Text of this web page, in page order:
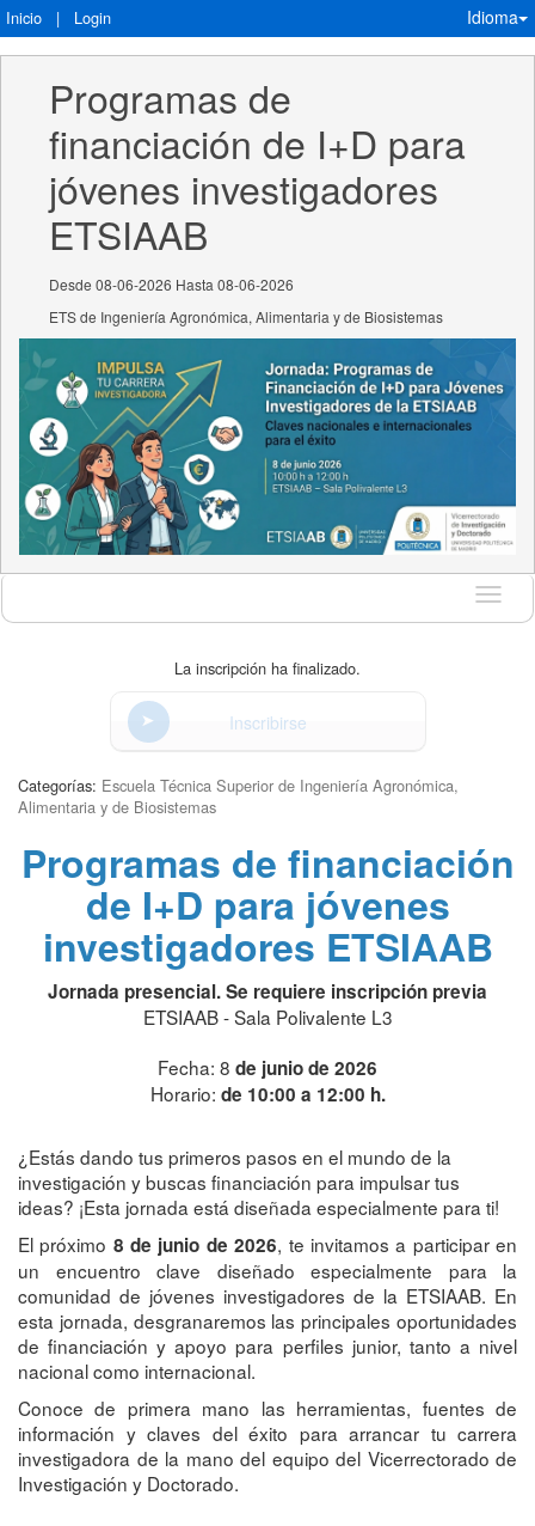
Inicio | Login Idioma
Programas de
financiación de I+D para
jóvenes investigadores
ETSIAAB
Desde 08-06-2026 Hasta 08-06-2026
ETS de Ingeniería Agronómica, Alimentaria y de Biosistemas
Idioma
La inscripción ha finalizado.
Inscribirse
Categorías: Escuela Técnica Superior de Ingeniería Agronómica,
Alimentaria y de Biosistemas
Programas de financiación
de I+D para jóvenes
investigadores ETSIAAB
Jornada presencial. Se requiere inscripción previa
ETSIAAB - Sala Polivalente L3
Fecha: 8 de junio de 2026
Horario: de 10:00 a 12:00 h.
¿Estás dando tus primeros pasos en el mundo de la
investigación y buscas financiación para impulsar tus
ideas? ¡Esta jornada está diseñada especialmente para ti!
El próximo 8 de junio de 2026, te invitamos a participar en
un encuentro clave diseñado especialmente para la
comunidad de jóvenes investigadores de la ETSIAAB. En
esta jornada, desgranaremos las principales oportunidades
de financiación y apoyo para perfiles junior, tanto a nivel
nacional como internacional.
Conoce de primera mano las herramientas, fuentes de
información y claves del éxito para arrancar tu carrera
investigadora de la mano del equipo del Vicerrectorado de
Investigación y Doctorado.